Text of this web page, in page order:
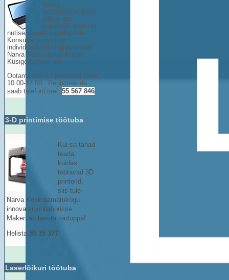
Narva
Keskraamatukogu
pakub abi
algajatele arvuti ja
nutiseadmete kasutajatele.
Konsultatsioonid on
individuaalsed ning toimuvad
Narva Keskraamatukogus.
Küsige julgesti abi.
Ootame teid tööpäevadel kella
10.00-17.00. Registreerida
saab telefoni teel. 55 567 846.
3-D printimise töötuba
Kui sa tahad
teada,
kuidas
töötavad 3D
printerid,
siis tule
Narva Keskraamatukogu
innovatsioonilaborisse
MakerLab tasuta töötuppa!
Helista 55 35 377
Laserlõikuri töötuba